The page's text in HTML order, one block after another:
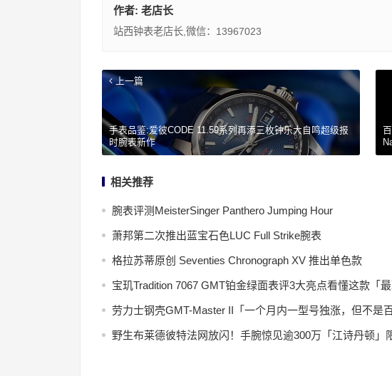
作者: 老店长
站西钟表老店长,微信：13967023
上一篇
手表品鉴:爱彼CODE 11.59系列再添三枚钟乐大自鸣超级报
时腕表新作
相关推荐
腕表评测MeisterSinger Panthero Jumping Hour
萧邦第二次推出蓝宝石色LUC Full Strike腕表
格拉苏蒂原创 Seventies Chronograph XV 推出单色款
宝玑Tradition 7067 GMT铂金绿面表评3大亮点看懂这款「最
劳力士钢壳GMT-Master II「一个月内一型号独涨，但不是
野生布莱德彼特法网放闪！手腕惊见逾300万「江诗丹顿」